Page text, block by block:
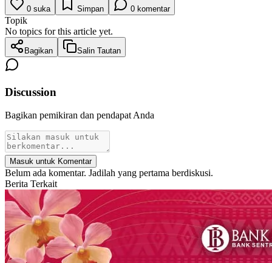
0 suka Simpan 0 komentar
Topik
No topics for this article yet.
Bagikan Salin Tautan
Discussion
Bagikan pemikiran dan pendapat Anda
Masuk untuk Komentar
Belum ada komentar. Jadilah yang pertama berdiskusi.
Berita Terkait